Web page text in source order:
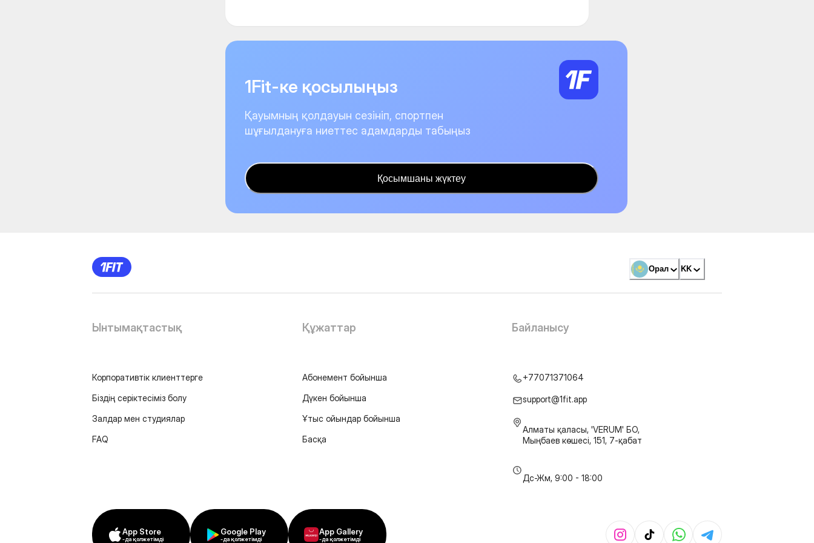
1Fit-ке қосылыңыз
Қауымның қолдауын сезініп, спортпен
шұғылдануға ниеттес адамдарды табыңыз
Қосымшаны жүктеу
Орал KK
Ынтымақтастық
Корпоративтік клиенттерге
Біздің серіктесіміз болу
Залдар мен студиялар
FAQ
Құжаттар
Абонемент бойынша
Дүкен бойынша
Ұтыс ойындар бойынша
Басқа
Байланысу
+77071371064
support@1fit.app
Алматы қаласы, 'VERUM' БО,
Мыңбаев көшесі, 151, 7-қабат
Дс-Жм, 9:00 - 18:00
App Store
-да қолжетімді
Google Play
-да қолжетімді
App Gallery
-да қолжетімді